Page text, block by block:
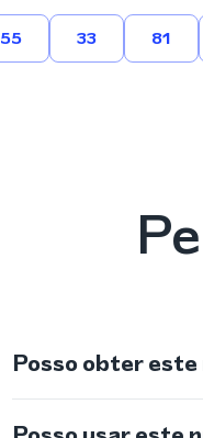
55 33 81
Posso obter